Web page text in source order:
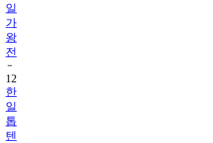
일
가
왕
전
12
한
일
톱
텐